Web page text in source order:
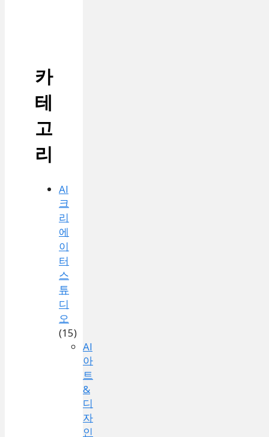
카
테
고
리
AI
크
리
에
이
터
스
튜
디
오
(15)
AI
아
트
&
디
자
인